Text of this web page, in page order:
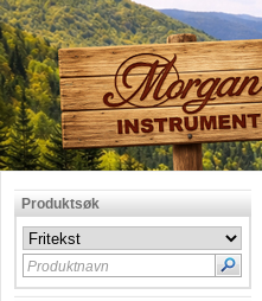
Produktsøk
Produktnavn